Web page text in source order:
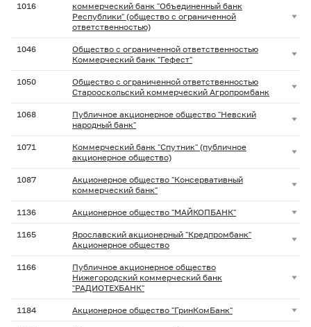
1016
коммерческий банк "Объединенный банк
Республики" (общество с ограниченной
ответственностью)
1046
Общество с ограниченной ответственностью
Коммерческий банк "Гефест"
1050
Общество с ограниченной ответственностью
Старооскольский коммерческий Агропромбанк
1068
Публичное акционерное общество "Невский
народный банк"
1071
Коммерческий банк "Спутник" (публичное
акционерное общество)
1087
Акционерное общество "Консервативный
коммерческий банк"
1136 Акционерное общество "МАЙКОПБАНК"
1165
Ярославский акционерный "Кредпромбанк"
Акционерное общество
1166
Публичное акционерное общество
Нижегородский коммерческий банк
"РАДИОТЕХБАНК"
1184 Акционерное общество "ГринКомБанк"